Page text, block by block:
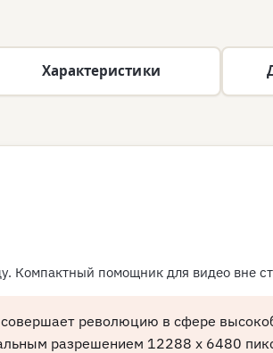
Характеристики
Компактный помощник для видео вне
совершает революцию в сфере
разрешением 12288 x 6480